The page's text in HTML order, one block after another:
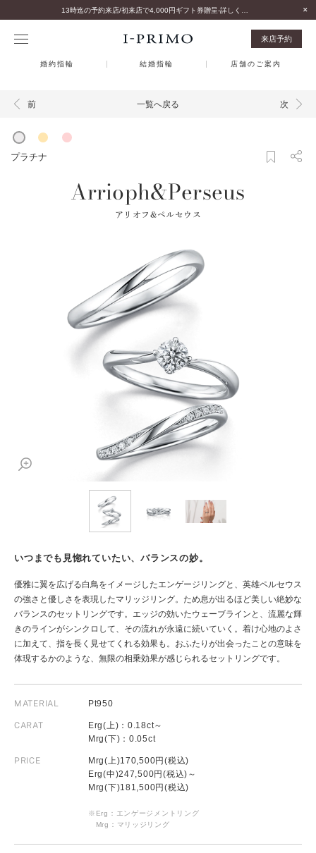
来店予約
婚約指輪 結婚指輪 店舗のご案内
前 一覧へ戻る 次
プラチナ
Arrioph&Perseus
アリオフ&ペルセウス
いつまでも見惚れていたい、バランスの妙。
優雅に翼を広げる白鳥をイメージしたエンゲージリングと、英雄ペルセウス
の強さと優しさを表現したマリッジリング。ため息が出るほど美しい絶妙な
バランスのセットリングです。エッジの効いたウェーブラインと、流麗な輝
きのラインがシンクロして、その流れが永遠に続いていく。着け心地のよさ
に加えて、指を長く見せてくれる効果も。おふたりが出会ったことの意味を
体現するかのような、無限の相乗効果が感じられるセットリングです。
MATERIAL Pt950
CARAT
Erg(上)：0.18ct～
Mrg(下)：0.05ct
PRICE
Mrg(上)170,500円(税込)
Erg(中)247,500円(税込)～
Mrg(下)181,500円(税込)
※Erg：エンゲージメントリング
Mrg：マリッジリング